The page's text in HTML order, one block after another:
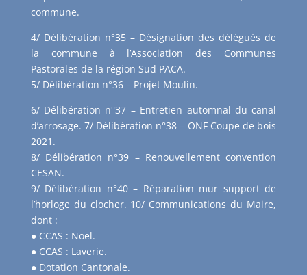
commune.
4/ Délibération n°35 – Désignation des délégués de
la commune à l’Association des Communes
Pastorales de la région Sud PACA.
5/ Délibération n°36 – Projet Moulin.
6/ Délibération n°37 – Entretien automnal du canal
d’arrosage. 7/ Délibération n°38 – ONF Coupe de bois
2021.
8/ Délibération n°39 – Renouvellement convention
CESAN.
9/ Délibération n°40 – Réparation mur support de
l’horloge du clocher. 10/ Communications du Maire,
dont :
● CCAS : Noël.
● CCAS : Laverie.
● Dotation Cantonale.